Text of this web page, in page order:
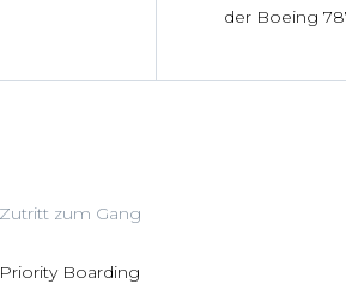
der Boeing
Zutritt zum Gang
Priority Boarding